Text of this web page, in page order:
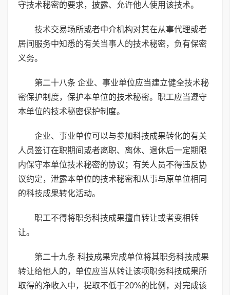
守技术秘密的要求，披露、允许他人使用该技术。
技术交易场所或者中介机构对其在从事代理或者
居间服务中知悉的有关当事人的技术秘密，负有保密
义务。
第二十八条 企业、事业单位应当建立健全技术秘
密保护制度，保护本单位的技术秘密。职工应当遵守
本单位的技术秘密保护制度。
企业、事业单位可以与参加科技成果转化的有关
人员签订在职期间或者离职、离休、退休后一定期限
内保守本单位技术秘密的协议；有关人员不得违反协
议约定，泄露本单位的技术秘密和从事与原单位相同
的科技成果转化活动。
职工不得将职务科技成果擅自转让或者变相转
让。
第二十九条 科技成果完成单位将其职务科技成果
转让给他人的，单位应当从转让该项职务科技成果所
取得的净收入中，提取不低于20%的比例，对完成该